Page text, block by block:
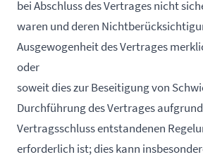
bei Abschluss des Vertrages nicht
waren und deren
Ausgewogenheit des Vertrages
oder
soweit dies zur Beseitigung von
Durchführung des Vertrages
Vertragsschluss entstandenen
erforderlich ist; dies kann